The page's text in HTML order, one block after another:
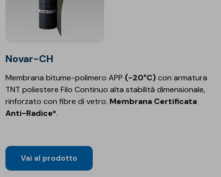
Novar-CH
Membrana bitume-polimero APP (-20°C)con armatura
TNT poliestere Filo Continuo alta stabilità dimensionale,
rinforzato con fibre di vetro. Membrana Certificata
Anti-Radice*.
Vai al prodotto